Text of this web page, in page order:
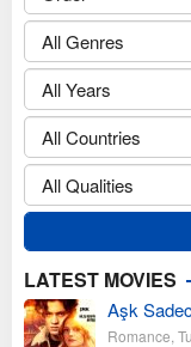
LATEST MOVIES
Aşk
Romance